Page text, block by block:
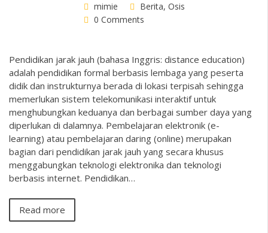
mimie Berita, Osis
0 Comments
Pendidikan jarak jauh (bahasa Inggris: distance education)
adalah pendidikan formal berbasis lembaga yang peserta
didik dan instrukturnya berada di lokasi terpisah sehingga
memerlukan sistem telekomunikasi interaktif untuk
menghubungkan keduanya dan berbagai sumber daya yang
diperlukan di dalamnya. Pembelajaran elektronik (e-
learning) atau pembelajaran daring (online) merupakan
bagian dari pendidikan jarak jauh yang secara khusus
menggabungkan teknologi elektronika dan teknologi
berbasis internet. Pendidikan…
Read more